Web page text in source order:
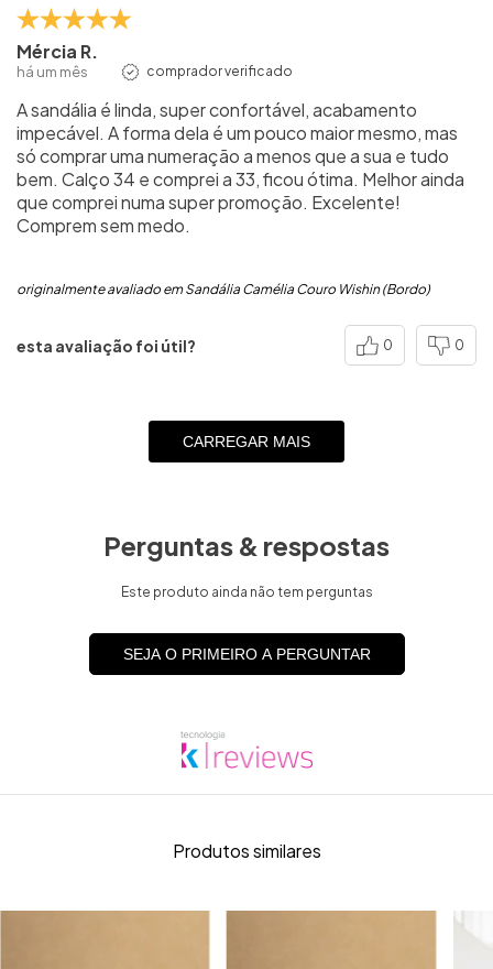
Mércia R.
há um mês comprador verificado
A sandália é linda, super confortável, acabamento
impecável. A forma dela é um pouco maior mesmo, mas
só comprar uma numeração a menos que a sua e tudo
bem. Calço 34 e comprei a 33, ficou ótima. Melhor ainda
que comprei numa super promoção. Excelente!
Comprem sem medo.
originalmente avaliado em Sandália Camélia Couro Wishin (Bordo)
esta avaliação foi útil? 0 0
CARREGAR MAIS
Perguntas & respostas
Este produto ainda não tem perguntas
SEJA O PRIMEIRO A PERGUNTAR
Produtos similares